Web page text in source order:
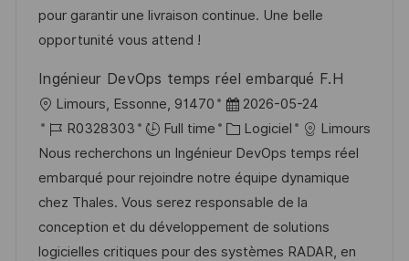
a
t
o
n
f
c
h
a
g
e
n
c
d
u
p
o
s
t
e
r
pour garantir une livraison continue. Une belle
opportunité vous attend !
Ingénieur DevOps temps réel embarqué F.H
o
c
a
l
i
s
Limours, Essonne, 91470
D
a
t
e
d
’
a
2026-05-24
R
é
f
é
r
e
R0328303 Full time
C
a
t
é
g
o
Logiciel
Limours
Nous recherchons un Ingénieur DevOps temps réel
embarqué pour rejoindre notre équipe dynamique
chez Thales. Vous serez responsable de la
conception et du développement de solutions
logicielles critiques pour des systèmes RADAR, en